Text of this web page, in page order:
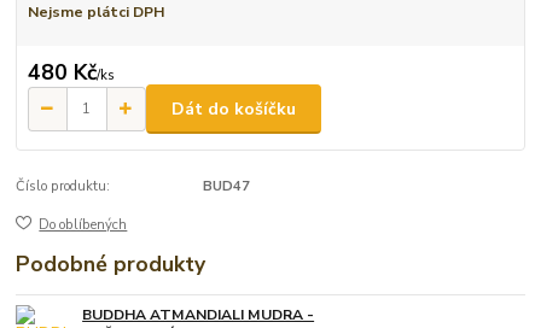
Nejsme plátci DPH
480 Kč/ks
Dát do košíčku
Číslo produktu: BUD47
Do oblíbených
Podobné produkty
BUDDHA ATMANDIALI MUDRA -